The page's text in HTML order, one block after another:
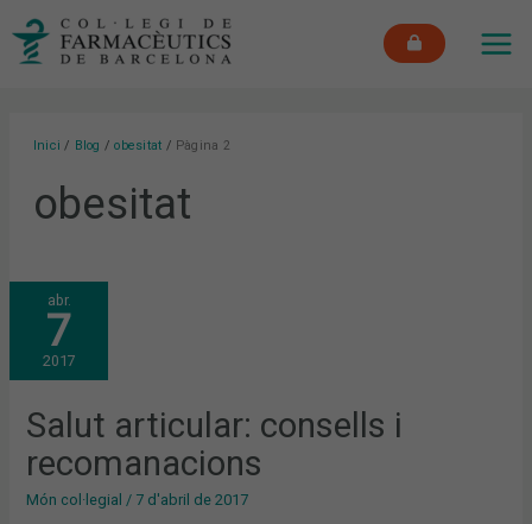
Inici Blog obesitat Pàgina 2
obesitat
abr.
7
2017
Salut articular: consells i
recomanacions
Món col·legial / 7 d'abril de 2017
SALUT
ARTICULAR:
CONSELLS
RECOMANACIONS